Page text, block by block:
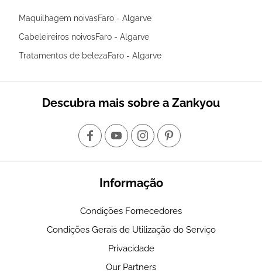
Maquilhagem noivasFaro - Algarve
Cabeleireiros noivosFaro - Algarve
Tratamentos de belezaFaro - Algarve
Descubra mais sobre a Zankyou
Informação
Condições Fornecedores
Condições Gerais de Utilização do Serviço
Privacidade
Our Partners